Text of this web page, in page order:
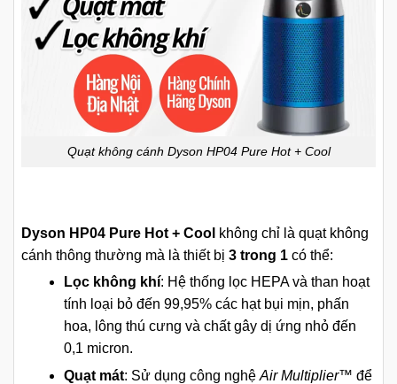
Quạt không cánh Dyson HP04 Pure Hot + Cool
Dyson HP04 Pure Hot + Cool không chỉ là quạt không
cánh thông thường mà là thiết bị 3 trong 1 có thể:
Lọc không khí: Hệ thống lọc HEPA và than hoạt
tính loại bỏ đến 99,95% các hạt bụi mịn, phấn
hoa, lông thú cưng và chất gây dị ứng nhỏ đến
0,1 micron.
Quạt mát: Sử dụng công nghệ Air Multiplier™ để